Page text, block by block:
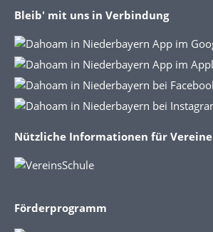
Bleib' mit uns in Verbindung
Nützliche Informationen für Vereine
Förderprogramm